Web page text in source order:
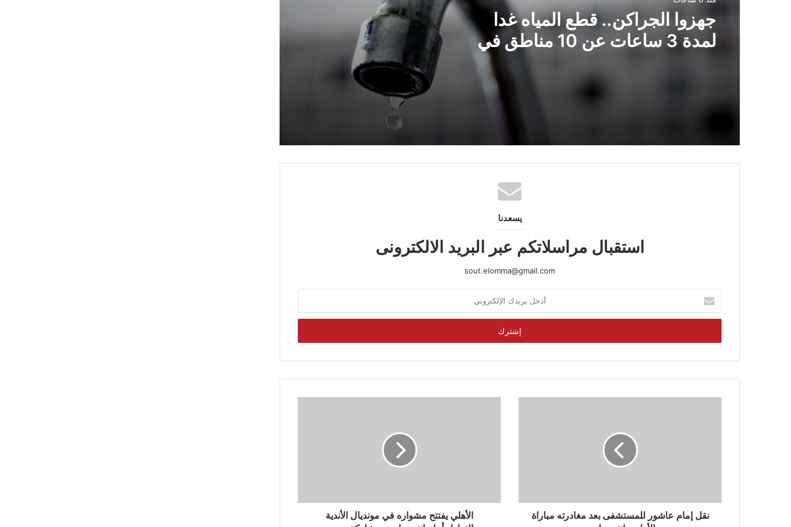
جهزوا الجراكن.. قطع المياه غدا
لمدة 3 ساعات عن 10 مناطق في
الأرصاد تكشف حالة الطقس الأيام القادمة..
الحرارة تصل لـ45 درجة وتحذير من الشبورة
توقيع اتفاقية تأسيس شركة مواصلات مدن
مصر..اعرف التفاصيل
اللواء سمير فرج يشيد بمستشفى بهية: صرح
طبي عالمي يقدم علاج سرطان الثدي مجانًا
يسعدنا
استقبال مراسلاتكم عبر البريد الالكترونى
sout.elomma@gmail.com
بريدك
الإلكتروني
نقل إمام عاشور للمستشفى بعد مغادرته مباراة
الأهلي يفتتح مشواره في مونديال الأندية